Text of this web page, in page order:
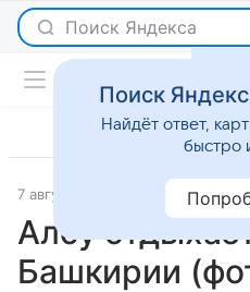
Поиск Яндекса
7 августа 2017 Светская жизнь
Алсу
Башкирии
Поиск
Найдёт ответ,
быстро